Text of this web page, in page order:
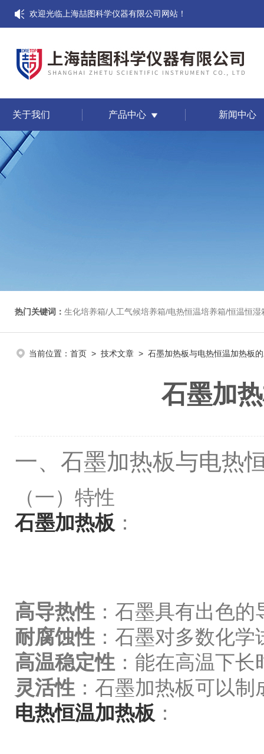
欢迎光临上海喆图科学仪器有限公司网站！
关于我们 产品中心 新闻中心
热门关键词： 生化培养箱/人工气候培养箱/电热恒温培养箱/恒温恒湿箱/光照培养箱/二氧化碳培养箱
当前位置： 首页 > 技术文章 > 石墨加热板与电热恒温加热板
石墨加
一、石墨加热板与电热
（一）特性
石墨加热板 ：
高导热性 ：石墨具有出色
耐腐蚀性 ：石墨对多数化
高温稳定性 ：能在高温下
灵活性 ：石墨加热板可以
电热恒温加热板 ：